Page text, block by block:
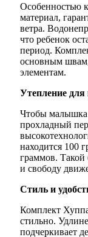
Особенностью
материал,
ветра.
что ребенок
период.
основным
элементам.
Утепление
Чтобы малышка
прохладный
находится 100
граммов. Такой
и свободу
Стиль и
Комплект
стильно.
подчеркивает